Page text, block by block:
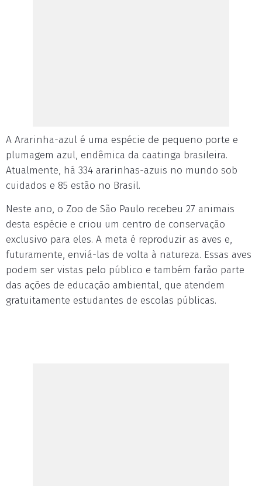
A Ararinha-azul é uma espécie de pequeno porte e
plumagem azul, endêmica da caatinga brasileira.
Atualmente, há 334 ararinhas-azuis no mundo sob
cuidados e 85 estão no Brasil.
Neste ano, o Zoo de São Paulo recebeu 27 animais
desta espécie e criou um centro de conservação
exclusivo para eles. A meta é reproduzir as aves e,
futuramente, enviá-las de volta à natureza. Essas aves
podem ser vistas pelo público e também farão parte
das ações de educação ambiental, que atendem
gratuitamente estudantes de escolas públicas.